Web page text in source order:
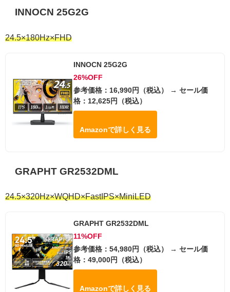
INNOCN 25G2G
24.5×180Hz×FHD
INNOCN 25G2G
26%OFF
参考価格：16,990円（税込） → セール価
格：12,625円（税込）
Amazonで詳しく見る
GRAPHT GR2532DML
24.5×320Hz×WQHD×FastIPS×MiniLED
GRAPHT GR2532DML
11%OFF
参考価格：54,980円（税込） → セール価
格：49,000円（税込）
Amazonで詳しく見る